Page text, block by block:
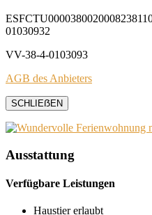
01030932
VV-38-4-0103093
AGB des Anbieters
SCHLIEẞEN
Ausstattung
Verfügbare Leistungen
Haustier erlaubt